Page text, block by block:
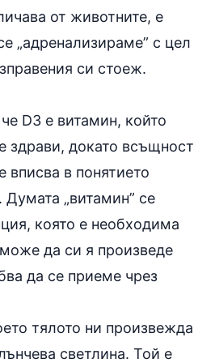
от животните, е
„адренализираме” с цел
си стоеж.
D3 е витамин, който
здрави, докато всъщност
вписва в понятието
Думата „витамин” се
която е необходима
да си я произведе
да се приеме чрез
тялото ни произвежда
светлина. Той е